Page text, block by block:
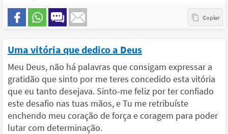
Uma vitória que dedico a Deus
Meu Deus, não há palavras que consigam expressar a
gratidão que sinto por me teres concedido esta vitória
que eu tanto desejava. Sinto-me feliz por ter confiado
este desafio nas tuas mãos, e Tu me retribuíste
enchendo meu coração de força e coragem para poder
lutar com determinação.